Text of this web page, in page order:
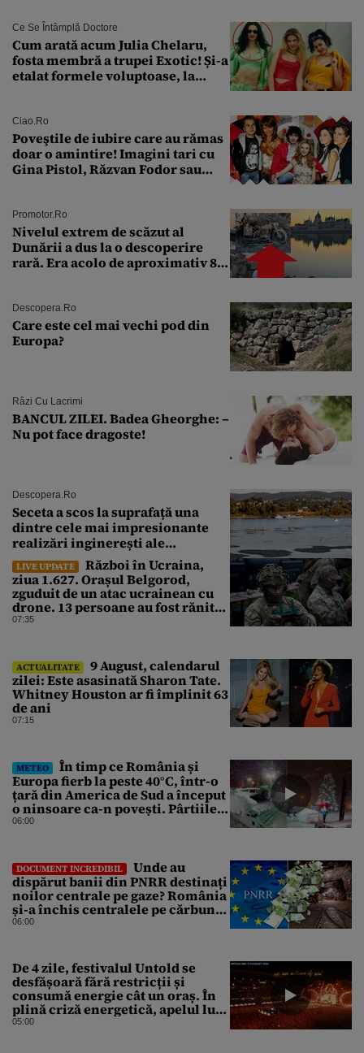
Ce Se Întâmplă Doctore
Cum arată acum Julia Chelaru,
fosta membră a trupei Exotic! Și-a
etalat formele voluptoase, la
Ciao.ro
Poveştile de iubire care au rămas
doar o amintire! Imagini tari cu
Gina Pistol, Răzvan Fodor sau
Promotor.ro
Nivelul extrem de scăzut al
Dunării a dus la o descoperire
rară. Era acolo de aproximativ 80
Descopera.ro
Care este cel mai vechi pod din
Europa?
Râzi Cu Lacrimi
BANCUL ZILEI. Badea Gheorghe: –
Nu pot face dragoste!
Descopera.ro
Seceta a scos la suprafață una
dintre cele mai impresionante
realizări inginerești ale
Imperiului Roman
LIVE UPDATE
Război în Ucraina,
ziua 1.627. Orașul Belgorod,
zguduit de un atac ucrainean cu
drone. 13 persoane au fost rănite
și mai multe clădiri, incendiate
07:35
ACTUALITATE
9 August, calendarul
zilei: Este asasinată Sharon Tate.
Whitney Houston ar fi împlinit 63
de ani
07:15
METEO
În timp ce România și
Europa fierb la peste 40°C, într-o
țară din America de Sud a început
o ninsoare ca-n povești. Pârtiile
s-au umplut de schiori
06:00
DOCUMENT INCREDIBIL
Unde au
dispărut banii din PNRR destinați
noilor centrale pe gaze? România
și-a închis centralele pe cărbune
în ritm galopant, dar nu a pus
06:00
De 4 zile, festivalul Untold se
desfășoară fără restricții și
consumă energie cât un oraș. În
plină criză energetică, apelul lui
Bolojan de economisire a
05:00